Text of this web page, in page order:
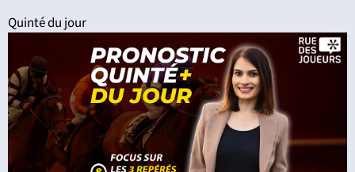
Quinté du jour